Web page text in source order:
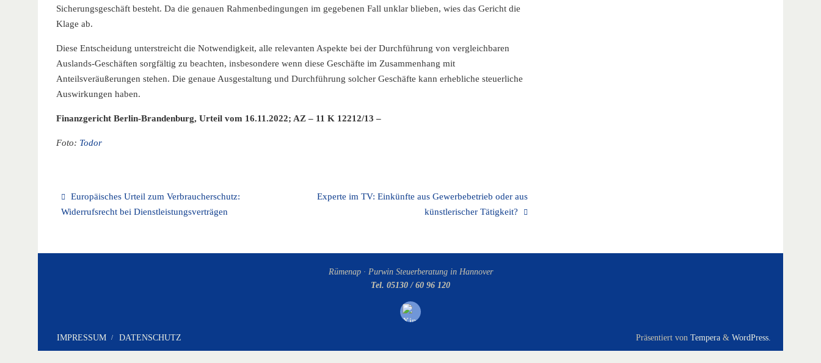
Sicherungsgeschäft besteht. Da die genauen Rahmenbedingungen im gegebenen Fall unklar blieben, wies das Gericht die
Klage ab.
Diese Entscheidung unterstreicht die Notwendigkeit, alle relevanten Aspekte bei der Durchführung von vergleichbaren
Auslands-Geschäften sorgfältig zu beachten, insbesondere wenn diese Geschäfte im Zusammenhang mit
Anteilsveräußerungen stehen. Die genaue Ausgestaltung und Durchführung solcher Geschäfte kann erhebliche steuerliche
Auswirkungen haben.
Finanzgericht Berlin-Brandenburg, Urteil vom 16.11.2022; AZ – 11 K 12212/13 –
Foto: Todor
Europäisches Urteil zum Verbraucherschutz:
Widerrufsrecht bei Dienstleistungsverträgen
Experte im TV: Einkünfte aus Gewerbebetrieb oder aus
künstlerischer Tätigkeit?
Rümenap · Purwin Steuerberatung in Hannover
Tel. 05130 / 60 96 120
IMPRESSUM DATENSCHUTZ Präsentiert von Tempera & WordPress.